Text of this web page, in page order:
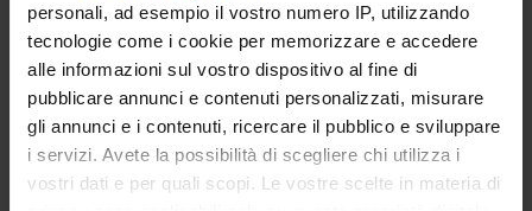
personali, ad esempio il vostro numero IP, utilizzando
tecnologie come i cookie per memorizzare e accedere
alle informazioni sul vostro dispositivo al fine di
pubblicare annunci e contenuti personalizzati, misurare
gli annunci e i contenuti, ricercare il pubblico e sviluppare
i servizi. Avete la possibilità di scegliere chi utilizza i
vostri dati e per quali scopi. Le vostre scelte in materia di
DOTTORATI, MASTER E FORMAZIONE SUPERIORE
Contatti
Persone
Luoghi
Calendario